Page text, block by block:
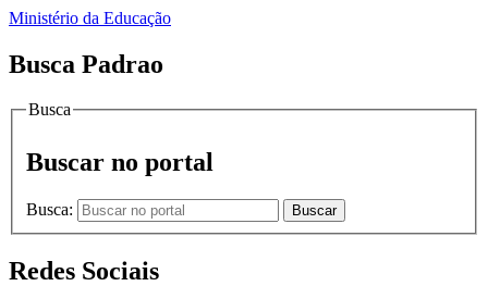
Ministério da Educação
Busca Padrao
Busca
Buscar no portal
Busca: Buscar
Redes Sociais